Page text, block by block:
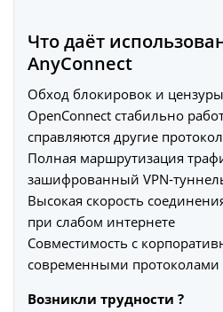
Что даёт
AnyConnect
Обход блокировок и
OpenConnect стабильно
справляются другие
Полная маршрутизация
зашифрованный
Высокая скорость
при слабом интернете
Совместимость с
современными протоколами
Возникли трудности ?